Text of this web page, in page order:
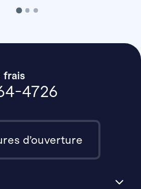
frais
4726
d’ouverture